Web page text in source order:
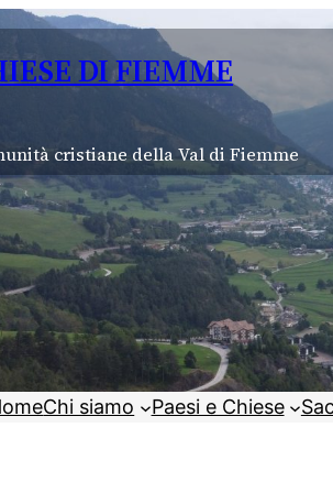
DI FIEMME
cristiane della Val di Fiemme
Chi siamo Paesi e Chiese